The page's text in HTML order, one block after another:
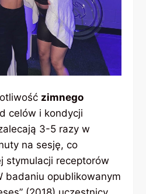
zimnego
celów i kondycji
3-5 razy w
na sesję, co
stymulacji receptorów
badaniu opublikowanym